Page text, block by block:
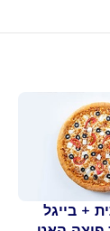
+ בייגל